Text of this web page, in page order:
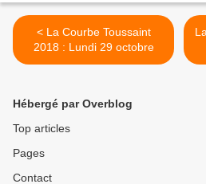
< La Courbe Toussaint
2018 : Lundi 29 octobre
Hébergé par Overblog
Top articles
Pages
Contact